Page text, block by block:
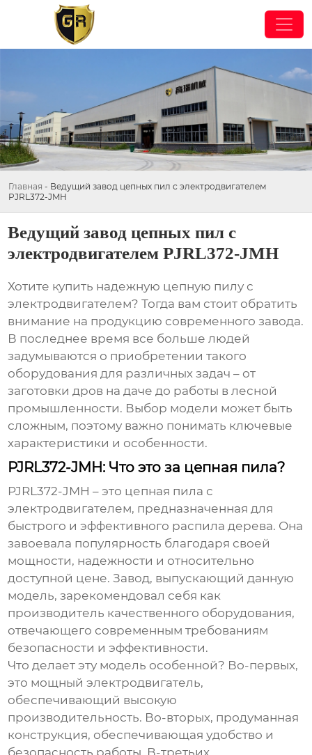
Главная - Ведущий завод цепных пил с электродвигателем
PJRL372-JMH
Ведущий завод цепных пил с
электродвигателем PJRL372-JMH
Хотите купить надежную цепную пилу с
электродвигателем? Тогда вам стоит обратить
внимание на продукцию современного завода.
В последнее время все больше людей
задумываются о приобретении такого
оборудования для различных задач – от
заготовки дров на даче до работы в лесной
промышленности. Выбор модели может быть
сложным, поэтому важно понимать ключевые
характеристики и особенности.
PJRL372-JMH: Что это за цепная пила?
PJRL372-JMH – это цепная пила с
электродвигателем, предназначенная для
быстрого и эффективного распила дерева. Она
завоевала популярность благодаря своей
мощности, надежности и относительно
доступной цене. Завод, выпускающий данную
модель, зарекомендовал себя как
производитель качественного оборудования,
отвечающего современным требованиям
безопасности и эффективности.
Что делает эту модель особенной? Во-первых,
это мощный электродвигатель,
обеспечивающий высокую
производительность. Во-вторых, продуманная
конструкция, обеспечивающая удобство и